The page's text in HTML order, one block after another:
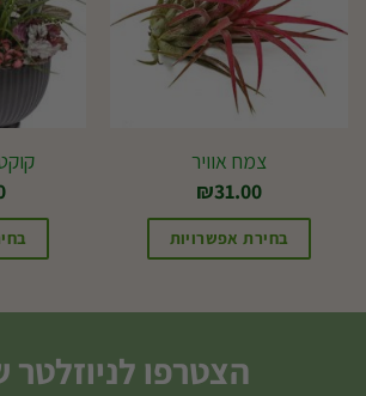
צמח אוויר
₪31.00
בחירת אפשרויות
הצטרפו לניוזלטר